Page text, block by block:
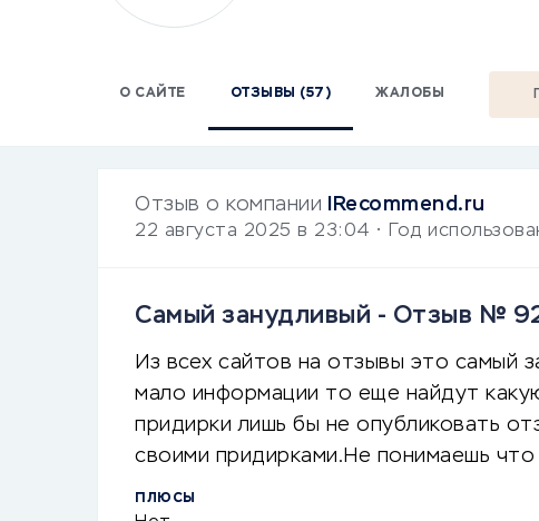
О САЙТЕ ОТЗЫВЫ (57) ЖАЛОБЫ
Отзыв о компании IRecommend.ru
22 августа 2025 в 23:04 • Год
Самый занудливый - Отзыв №
Из всех сайтов на отзывы это самый
мало информации то еще найдут
придирки лишь бы не опубликовать
своими придирками.Не понимаешь что
ПЛЮСЫ